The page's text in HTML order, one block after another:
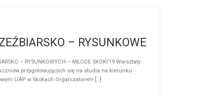
– RYSUNKOWE
– RYSUNKOWYCH – MŁODE SKOKI’19 Warsztaty
przygotowujących się na studia na kierunku
UAP w Skokach Organizatorem […]